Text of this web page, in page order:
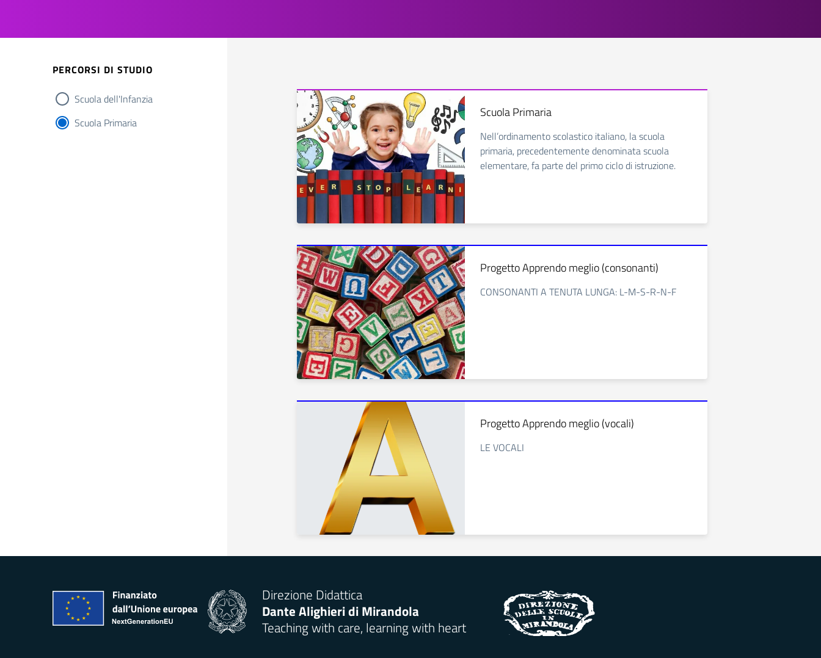
PERCORSI DI STUDIO
Scuola dell'Infanzia
Scuola Primaria
Scuola Primaria
Nell’ordinamento scolastico italiano, la scuola
primaria, precedentemente denominata scuola
elementare, fa parte del primo ciclo di istruzione.
Progetto Apprendo meglio (consonanti)
CONSONANTI A TENUTA LUNGA: L-M-S-R-N-F
Progetto Apprendo meglio (vocali)
LE VOCALI
Direzione Didattica
Dante Alighieri di Mirandola
Teaching with care, learning with heart